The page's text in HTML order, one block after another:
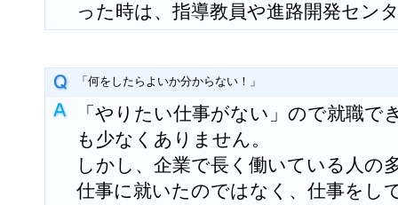
った時は、指導教員や進路開発セン
「何をしたらよいか分からない！」
「やりたい仕事がない」ので就職
も少なくありません。
しかし、企業で長く働いている人の
仕事に就いたのではなく、仕事をし